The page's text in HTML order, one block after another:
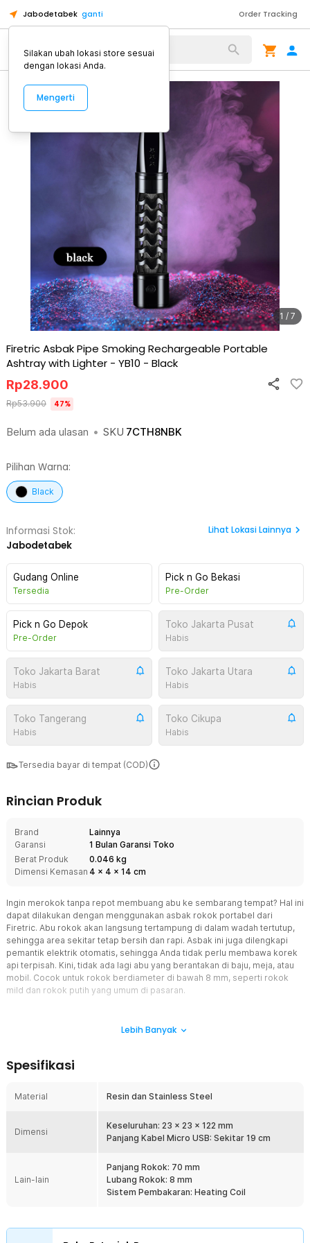
Jabodetabek ganti Order Tracking
Alat Kopi
1 / 7
Firetric Asbak Pipe Smoking Rechargeable Portable
Ashtray with Lighter - YB10 - Black
Belum ada ulasan • SKU 7CTH8NBK
Rp28.900
Rp53.900 47%
Pilihan Warna:
Black
Informasi Stok:
Jabodetabek
Lihat Lokasi Lainnya
Gudang Online
Tersedia
Pick n Go Bekasi
Pre-Order
Pick n Go Depok
Pre-Order
Toko Jakarta Pusat
Habis
Toko Jakarta Barat
Habis
Toko Jakarta Utara
Habis
Toko Tangerang
Habis
Toko Cikupa
Habis
Tersedia bayar di tempat (COD)
Rincian Produk
Brand
Lainnya
Garansi
1 Bulan Garansi Toko
Berat Produk
0.046 kg
Dimensi Kemasan 4 x 4 x 14 cm
Ingin merokok tanpa repot membuang abu ke sembarang tempat? Hal ini
dapat dilakukan dengan menggunakan asbak rokok portabel dari
Firetric. Abu rokok akan langsung tertampung di dalam wadah tertutup,
sehingga area sekitar tetap bersih dan rapi. Asbak ini juga dilengkapi
pemantik elektrik otomatis, sehingga Anda tidak perlu membawa korek
api terpisah. Kini, tidak ada lagi abu yang berantakan di baju, meja, atau
mobil. Cocok untuk rokok berdiameter di bawah 8 mm, seperti rokok
mild dan rokok putih yang umum di pasaran.
rokok tertampung dalam wadah tertutup. Tidak seperti asbak
yang rapat. Setelah merokok, Anda bisa membuang abunya
Anda tetap bersih tanpa perlu sering membersihkan meja atau
mobil.
Asbak ini juga dilengkapi dengan pemantik elektrik internal
yang bisa digunakan untuk menyalakan rokok. Pengisian ulang
dilakukan melalui kabel micro USB, membuatnya praktis dan
Lebih Banyak
Spesifikasi
Material Resin dan Stainless Steel
Dimensi
Keseluruhan: 23 x 23 x 122 mm
Panjang Kabel Micro USB: Sekitar 19 cm
Lain-lain
Panjang Rokok: 70 mm
Lubang Rokok: 8 mm
Sistem Pembakaran: Heating Coil
Silakan ubah lokasi store sesuai
dengan lokasi Anda.
Mengerti